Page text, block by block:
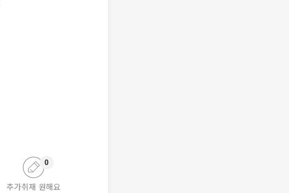
추가취재 원해요
0